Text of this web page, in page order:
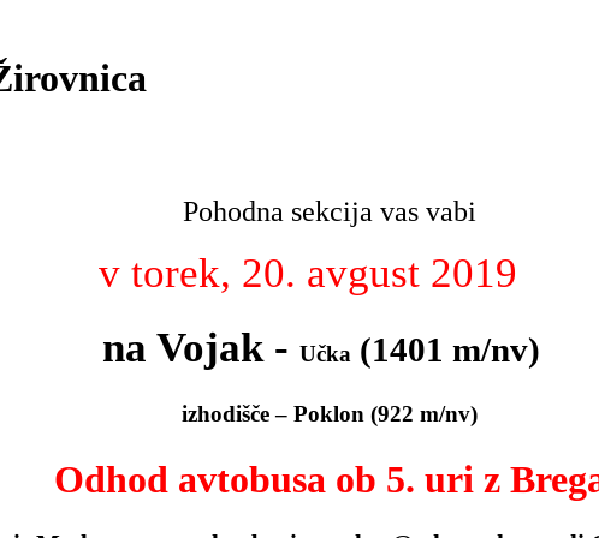
Pohodna sekcija vas vabi
v torek, 20. avgust 2019
na Vojak - Učka (1401 m/nv)
izhodišče – Poklon (922 m/nv)
Odhod avtobusa ob 5. uri z